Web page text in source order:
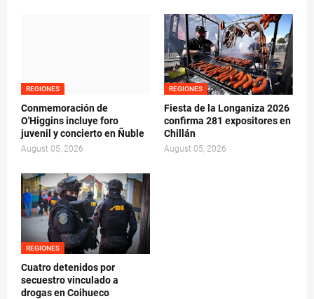
REGIONES
Conmemoración de
O'Higgins incluye foro
juvenil y concierto en Ñuble
August 05, 2026
REGIONES
Fiesta de la Longaniza 2026
confirma 281 expositores en
Chillán
August 05, 2026
REGIONES
Cuatro detenidos por
secuestro vinculado a
drogas en Coihueco